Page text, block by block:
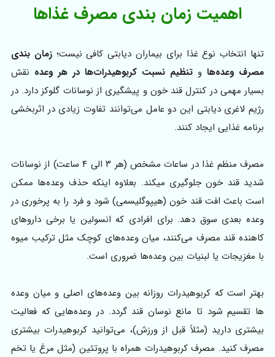
اهمیت زمان بندی مصرف غذاها
تنها انتخاب نوع غذا برای بیماران دیابتی کافی نیست؛زمان بندی
مصرف وعده‌هاو تنظیم نسبت کربوهیدرات‌ها در هر وعده نقش
بسیار مهمی در کنترل قند خون و پیشگیری از نوسانات گلوکز دارد. در
رژیم لاغری دیابتی‌ این دو عامل می‌توانند تفاوت زیادی در اثربخشی
برنامه غذایی ایجاد کنند.
مصرف منظم غذا در ساعات مشخص (هر ۳ الی ۴ ساعت) از نوسانات
شدید قند خون جلوگیری میکند. بعلاوه اینکه حذف وعده‌ها ممکن
است باعث افت قند خون (هیپوگلیسمی) شود و فرد را به پرخوری در
وعده بعدی سوق دهد. برای افرادی که انسولین یا برخی داروهای
کاهنده قند مصرف می‌کنند، میان وعده‌های کوچک مثل ترکیب میوه
با مغزیجات یا لبنیات بین وعده‌ها ضروری است.
بهتر است که کربوهیدرات روزانه بین وعده‌های اصلی و میان وعده
ها تقسیم شود تا مانع نوسان قند گردد. در وعده‌هایی که فعالیت
بیشتری دارید (مثلاً قبل از ورزش)، می‌توانید کربوهیدرات بیشتری
مصرف کنید. مصرف کربوهیدرات همراه با پروتئین (مثل مرغ یا تخم